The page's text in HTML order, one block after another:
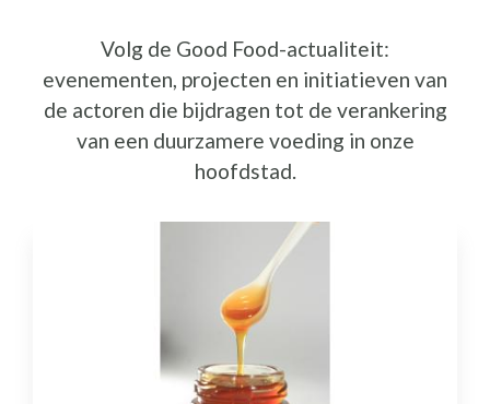
Volg de Good Food-actualiteit:
evenementen, projecten en initiatieven van
de actoren die bijdragen tot de verankering
van een duurzamere voeding in onze
hoofdstad.